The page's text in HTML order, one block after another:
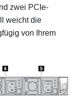
zwei PCIe-
weicht die
von Ihrem